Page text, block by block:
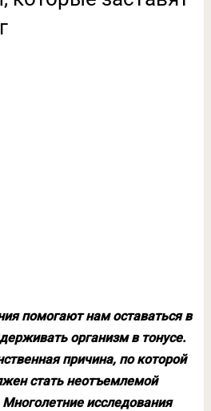
помогают нам оставаться в
организм в тонусе.
причина, по которой
стать неотъемлемой
исследования